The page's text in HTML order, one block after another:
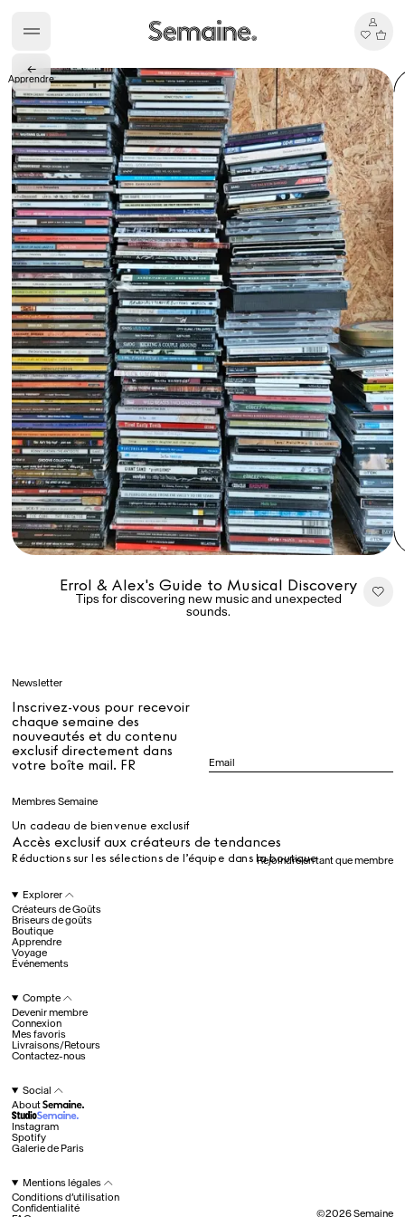
Gabrielle Mirkin Errol & Alex Rita Dr Natazia Stolberg
Daria Stankiewicz Silas Alder
Voir tout
Boutique
Ryan Gander “Do Not Define, Label or Box (100 Things Twice)” Limited Edition Rolodex The Venezia Towel
Rest + Digest Tea Angel Flute Set Venti Bikini
Dr Stolberg's Daily Habits to Support Your Inner Health
juil.. 25th
Ryan Gander
Newsletter
Inscrivez-vous pour
des nouveautés et du
contenu exclusif
directement dans votre
boîte mail. FR
Membres Semaine
Devenir membre
←
Apprendre
Errol & Alex's Guide to Musical Discovery
Tips for discovering new music and unexpected
sounds.
Newsletter
Inscrivez-vous pour recevoir
chaque semaine des
nouveautés et du contenu
exclusif directement dans
votre boîte mail. FR
Membres Semaine
Accès exclusif aux créateurs de tendances
Réductions sur les sélections de l’équipe dans la boutique
Un cadeau de bienvenue exclusif
Rejoindre en tant que membre
Explorer
Créateurs de Goûts
Briseurs de goûts
Boutique
Apprendre
Voyage
Événements
Compte
Devenir membre
Connexion
Mes favoris
Livraisons/Retours
Contactez-nous
Social
About
Instagram
Spotify
Galerie de Paris
Mentions légales
Conditions d’utilisation
Confidentialité
©2026Semaine